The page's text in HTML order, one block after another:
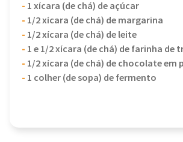
- 1 xícara (de chá) de açúcar
- 1/2 xícara (de chá) de margarina
- 1/2 xícara (de chá) de leite
- 1 e 1/2 xícara (de chá) de farinha de
- 1/2 xícara (de chá) de chocolate em
- 1 colher (de sopa) de fermento